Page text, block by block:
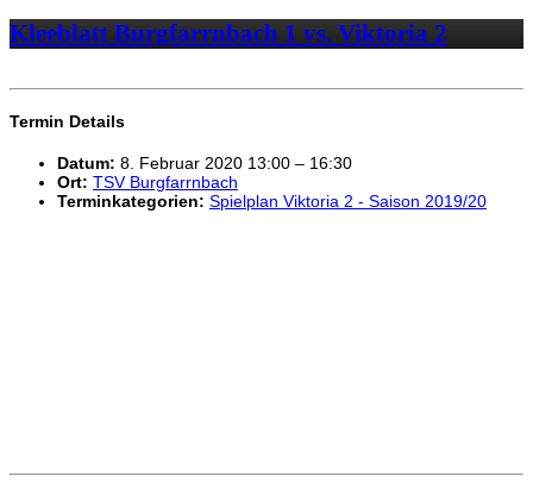
Kleeblatt Burgfarrnbach 1 vs. Viktoria 2
Termin Details
Datum: 8. Februar 2020 13:00 – 16:30
Ort: TSV Burgfarrnbach
Terminkategorien: Spielplan Viktoria 2 - Saison 2019/20